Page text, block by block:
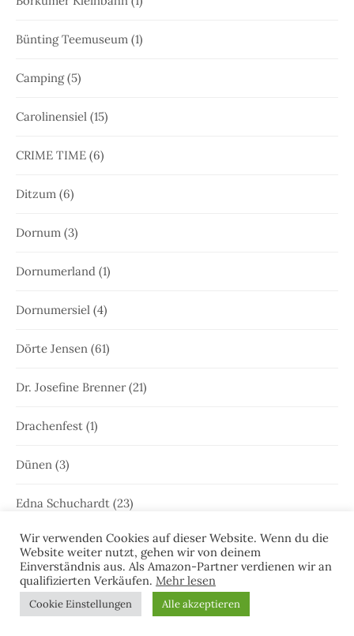
Bünting Teemuseum (1)
Camping(5)
Carolinensiel (15)
CRIME TIME (6)
Ditzum (6)
Dornum (3)
Dornumerland (1)
Dornumersiel (4)
Dörte Jensen (61)
Dr. Josefine Brenner(21)
Drachenfest (1)
Dünen (3)
Edna Schuchardt (23)
Ele Wolff(71)
Elke Bergsma(1)
Elke Nansen(54)
Wir verwenden Cookies auf dieser Website. Wenn du die
Website weiter nutzt, gehen wir von deinem
Einverständnis aus. Als Amazon-Partner verdienen wir an
qualifizierten Verkäufen. Mehr lesen
Cookie Einstellungen Alle akzeptieren